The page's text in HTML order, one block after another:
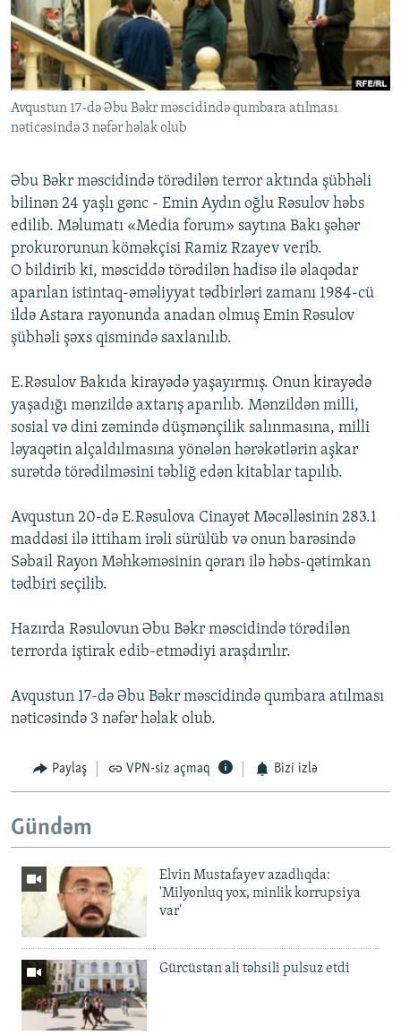
İNFOQRAFIKA
KARIKATURA
AZƏRBAYCAN ƏDƏBIYYATI KITABXANASI
İSLAM VƏ DEMOKRATIYA
İZ - MƏDƏNIYYƏT PROQRAMI
MISSIYAMIZ
PEŞƏ ETIKASI VƏ JURNALISTIKA STANDARTLARIMIZ
MATERIALLARIMIZDAN ISTIFADƏ
AZADLIQRADIOSU MOBIL TELEFONUNUZDA
XƏBƏR BÜLLETENLƏRIMIZ
BIZI IZLƏ
RFE/RL-in bütün saytları
Avqustun 17-də Əbu Bəkr məscidində qumbara atılması
nəticəsində 3 nəfər həlak olub
Əbu Bəkr məscidində törədilən terror aktında şübhəli
bilinən 24 yaşlı gənc - Emin Aydın oğlu Rəsulov həbs
edilib. Məlumatı «Media forum» saytına Bakı şəhər
prokurorunun köməkçisi Ramiz Rzayev verib.
O bildirib ki, məsciddə törədilən hadisə ilə əlaqədar
aparılan istintaq-əməliyyat tədbirləri zamanı 1984-cü
ildə Astara rayonunda anadan olmuş Emin Rəsulov
şübhəli şəxs qismində saxlanılıb.
E.Rəsulov Bakıda kirayədə yaşayırmış. Onun kirayədə
yaşadığı mənzildə axtarış aparılıb. Mənzildən milli,
sosial və dini zəmində düşmənçilik salınmasına, milli
ləyaqətin alçaldılmasına yönələn hərəkətlərin aşkar
surətdə törədilməsini təbliğ edən kitablar tapılıb.
Avqustun 20-də E.Rəsulova Cinayət Məcəlləsinin 283.1
maddəsi ilə ittiham irəli sürülüb və onun barəsində
Səbail Rayon Məhkəməsinin qərarı ilə həbs-qətimkan
tədbiri seçilib.
Hazırda Rəsulovun Əbu Bəkr məscidində törədilən
terrorda iştirak edib-etmədiyi araşdırılır.
Avqustun 17-də Əbu Bəkr məscidində qumbara atılması
nəticəsində 3 nəfər həlak olub.
Paylaş VPN-siz açmaq Bizi izlə
Gündəm
Elvin Mustafayev azadlıqda:
'Milyonluq yox, minlik korrupsiya
var'
Gürcüstan ali təhsili pulsuz etdi